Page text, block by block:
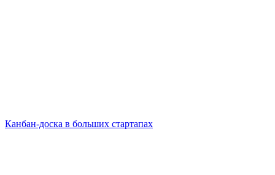
Канбан-доска в больших стартапах